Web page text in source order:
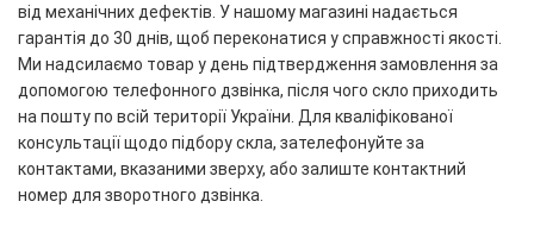
від механічних дефектів. У нашому магазині надається
гарантія до 30 днів, щоб переконатися у справжності якості.
Ми надсилаємо товар у день підтвердження замовлення за
допомогою телефонного дзвінка, після чого скло приходить
на пошту по всій території України. Для кваліфікованої
консультації щодо підбору скла, зателефонуйте за
контактами, вказаними зверху, або залиште контактний
номер для зворотного дзвінка.